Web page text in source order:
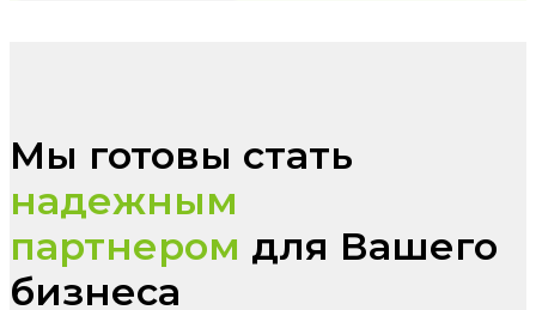
Мы готовы стать
надежным
партнером для Вашего
бизнеса